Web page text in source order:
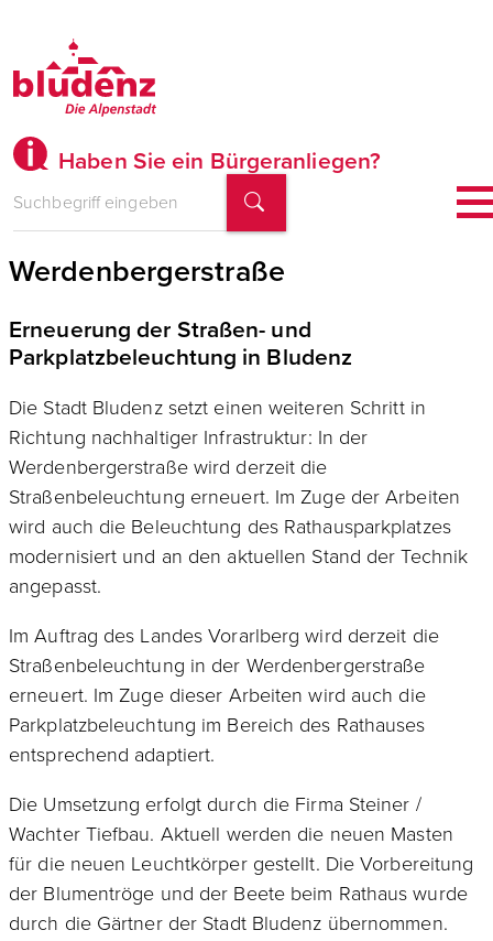
Haben Sie ein Bürgeranliegen?
Moderne LED-Technik für die
Werdenbergerstraße
Erneuerung der Straßen- und
Parkplatzbeleuchtung in Bludenz
Die Stadt Bludenz setzt einen weiteren Schritt in
Richtung nachhaltiger Infrastruktur: In der
Werdenbergerstraße wird derzeit die
Straßenbeleuchtung erneuert. Im Zuge der Arbeiten
wird auch die Beleuchtung des Rathausparkplatzes
modernisiert und an den aktuellen Stand der Technik
angepasst.
Im Auftrag des Landes Vorarlberg wird derzeit die
Straßenbeleuchtung in der Werdenbergerstraße
erneuert. Im Zuge dieser Arbeiten wird auch die
Parkplatzbeleuchtung im Bereich des Rathauses
entsprechend adaptiert.
Die Umsetzung erfolgt durch die Firma Steiner /
Wachter Tiefbau. Aktuell werden die neuen Masten
für die neuen Leuchtkörper gestellt. Die Vorbereitung
der Blumentröge und der Beete beim Rathaus wurde
durch die Gärtner der Stadt Bludenz übernommen.